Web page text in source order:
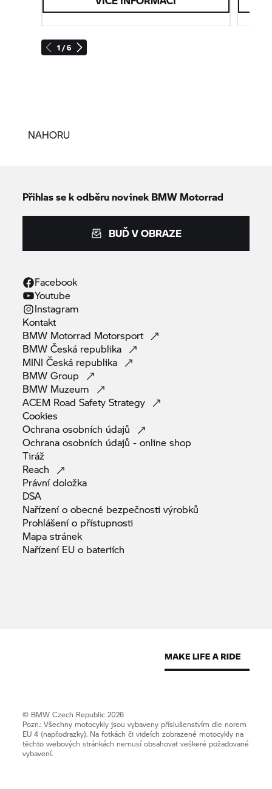
1 / 6
NAHORU
Přihlas se k odběru novinek BMW Motorrad
BUĎ V OBRAZE
Facebook
Youtube
Instagram
Kontakt
BMW Motorrad Motorsport
BMW Česká republika
MINI Česká republika
BMWGroup
BMW Muzeum
ACEM Road SafetyStrategy
Cookies
Ochrana osobních údajů
Ochrana osobních údajů - onlineshop
Tiráž
Reach
Právnídoložka
DSA
Nařízení o obecné bezpečnostivýrobků
Prohlášení o přístupnosti
Mapastránek
Nařízení EU o bateriích
© BMW Czech Republic 2026
Pozn.: Všechny motocykly jsou vybaveny příslušenstvím dle norem
EU 4 (např.odrazky). Na fotkách či videích zobrazené motocykly na
těchto webových stránkách nemusí obsahovat veškeré požadované
vybavení.